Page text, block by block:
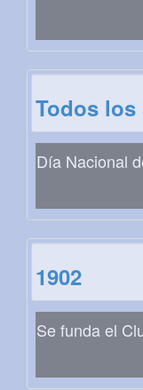
Todos los
Día Nacional
1902
Se funda el